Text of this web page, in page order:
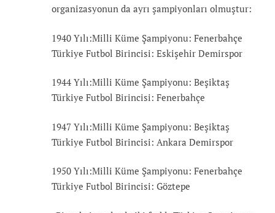
organizasyonun da ayrı şampiyonları olmuştur:
1940 Yılı:Milli Küme Şampiyonu: Fenerbahçe
Türkiye Futbol Birincisi: Eskişehir Demirspor
1944 Yılı:Milli Küme Şampiyonu: Beşiktaş
Türkiye Futbol Birincisi: Fenerbahçe
1947 Yılı:Milli Küme Şampiyonu: Beşiktaş
Türkiye Futbol Birincisi: Ankara Demirspor
1950 Yılı:Milli Küme Şampiyonu: Fenerbahçe
Türkiye Futbol Birincisi: Göztepe